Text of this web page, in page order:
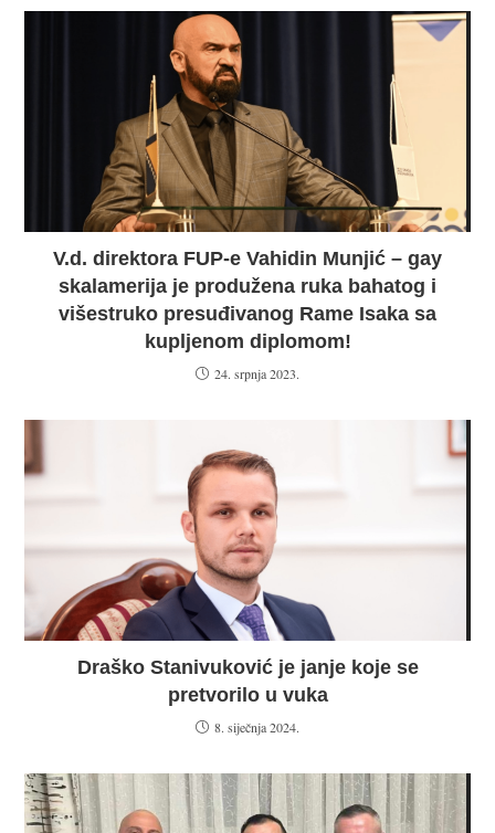
V.d. direktora FUP-e Vahidin Munjić – gay
skalamerija je produžena ruka bahatog i
višestruko presuđivanog Rame Isaka sa
kupljenom diplomom!
24. srpnja 2023.
Draško Stanivuković je janje koje se
pretvorilo u vuka
8. siječnja 2024.